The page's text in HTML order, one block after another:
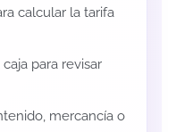
calcular la tarifa
para revisar
mercancía o